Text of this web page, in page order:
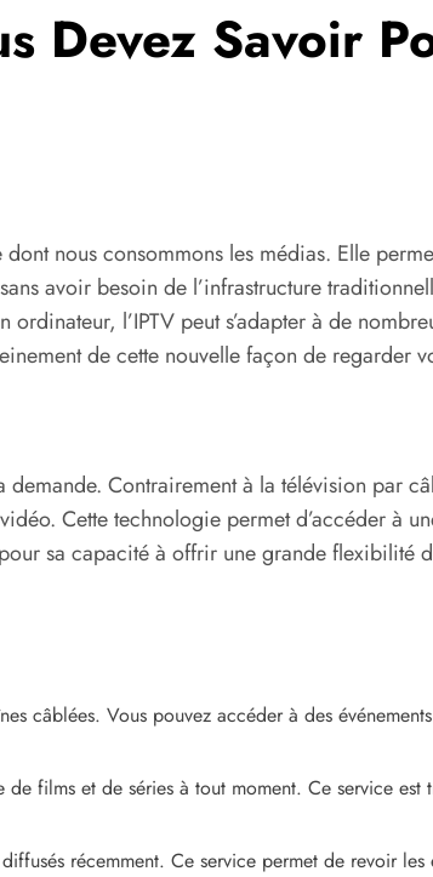
Devez Savoir
nous consommons les médias. Elle
avoir besoin de l’infrastructure
l’IPTV peut s’adapter à de
de cette nouvelle façon de regarder
Contrairement à la télévision par
Cette technologie permet d’accéder à
sa capacité à offrir une grande flexibilité
câblées. Vous pouvez accéder à des
films et de séries à tout moment. Ce service est
récemment. Ce service permet de revoir les